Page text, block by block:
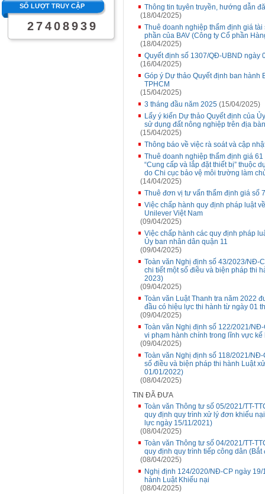
SỐ LƯỢT TRUY CẬP
2 7 4 0 8 9 3 9
Thông tin tuyên truyền, hướng dẫn
(18/04/2025)
Thuê doanh nghiệp thẩm định giá
phần của BAV (Công ty Cổ phần
(18/04/2025)
Quyết định số 1307/QĐ-UBND ngày
(16/04/2025)
Góp ý Dự thảo Quyết định ban hành
TPHCM
(15/04/2025)
3 tháng đầu năm 2025 (15/04/2025)
Lấy ý kiến Dự thảo Quyết định của
sử dụng đất nông nghiệp trên địa
(15/04/2025)
Thông báo về việc rà soát và cập
Thuê doanh nghiệp thẩm định giá
“Cung cấp và lắp đặt thiết bị” thuộc
do Chi cục bảo vệ môi trường làm
(14/04/2025)
Thuê đơn vị tư vấn thẩm định giá số
Việc chấp hành quy định pháp luật
Unilever Việt Nam
(09/04/2025)
Việc chấp hành các quy định pháp
Ủy ban nhân dân quận 11
(09/04/2025)
Toàn văn Nghị định số 43/2023/NĐ-
chi tiết một số điều và biện pháp thi
2023)
(09/04/2025)
Toàn văn Luật Thanh tra năm 2022
đầu có hiệu lực thi hành từ ngày 01
(09/04/2025)
Toàn văn Nghị định số 122/2021/
vi phạm hành chính trong lĩnh vực
(09/04/2025)
Toàn văn Nghị định số 118/2021/
số điều và biện pháp thi hành Luật
01/01/2022)
(08/04/2025)
TIN ĐÃ ĐƯA
Toàn văn Thông tư số 05/2021/TT-
quy định quy trình xử lý đơn khiếu
lực ngày 15/11/2021)
(08/04/2025)
Toàn văn Thông tư số 04/2021/TT-
quy định quy trình tiếp công dân
(08/04/2025)
Nghị định 124/2020/NĐ-CP ngày
hành Luật Khiếu nại
(08/04/2025)